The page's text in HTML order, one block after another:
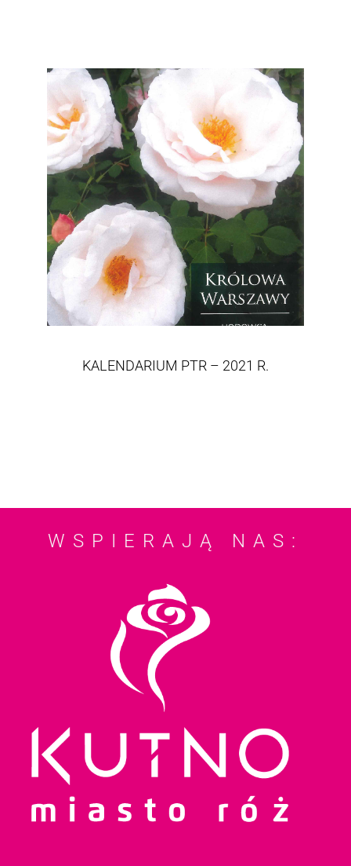
KALENDARIUM PTR – 2021 R.
WSPIERAJĄ NAS: